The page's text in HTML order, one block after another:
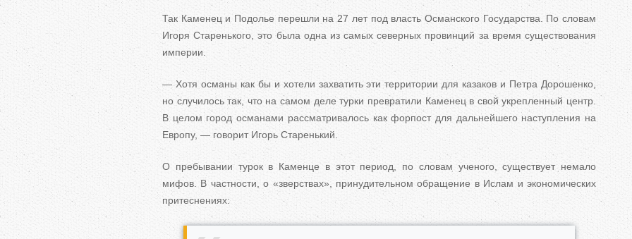
Так Каменец и Подолье перешли на 27 лет под власть Османского Государства. По словам
Игоря Старенького, это была одна из самых северных провинций за время существования
империи.
— Хотя османы как бы и хотели захватить эти территории для казаков и Петра Дорошенко,
но случилось так, что на самом деле турки превратили Каменец в свой укрепленный центр.
В целом город османами рассматривалось как форпост для дальнейшего наступления на
Европу, — говорит Игорь Старенький.
О пребывании турок в Каменце в этот период, по словам ученого, существует немало
мифов. В частности, о «зверствах», принудительном обращение в Ислам и экономических
притеснениях: